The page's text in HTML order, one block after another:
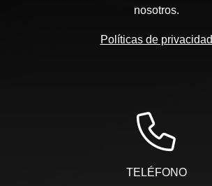
nosotros.
Políticas de privacidad
TELÉFONO